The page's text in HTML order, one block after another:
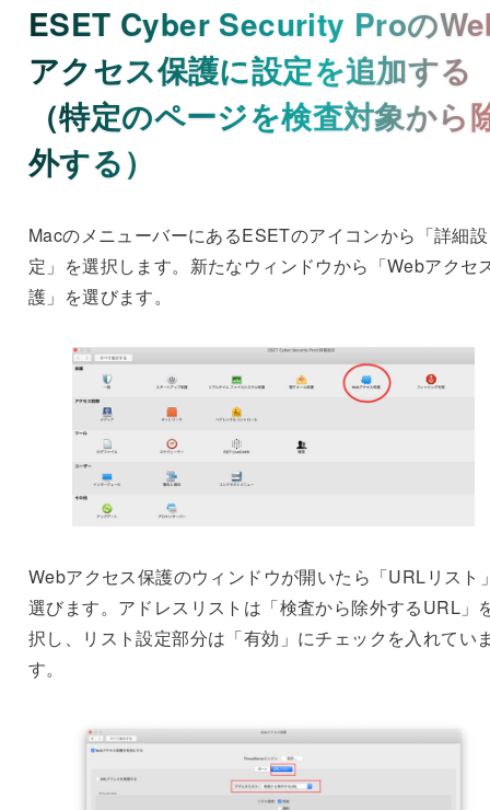
ESET Cyber Security Proの
アクセス保護に設定を追加する
（特定のページを検査対象から
外する）
MacのメニューバーにあるESETのアイコンから「詳細設
定」を選択します。新たなウィンドウから「Webアクセ
護」を選びます。
Webアクセス保護のウィンドウが開いたら「URLリスト
選びます。アドレスリストは「検査から除外するURL」
択し、リスト設定部分は「有効」にチェックを入れてい
す。